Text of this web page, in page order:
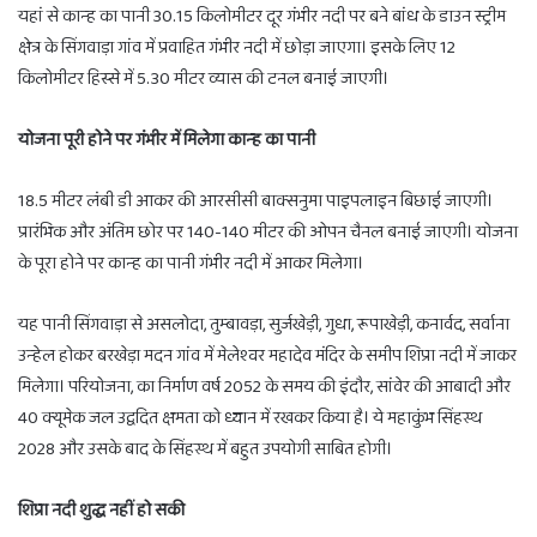
यहां से कान्ह का पानी 30.15 किलोमीटर दूर गंभीर नदी पर बने बांध के डाउन स्ट्रीम
क्षेत्र के सिंगवाड़ा गांव में प्रवाहित गंभीर नदी में छोड़ा जाएगा। इसके लिए 12
किलोमीटर हिस्से में 5.30 मीटर व्यास की टनल बनाई जाएगी।
योजना पूरी होने पर गंभीर में मिलेगा कान्ह का पानी
18.5 मीटर लंबी डी आकर की आरसीसी बाक्सनुमा पाइपलाइन बिछाई जाएगी।
प्रारंभिक और अंतिम छोर पर 140-140 मीटर की ओपन चैनल बनाई जाएगी। योजना
के पूरा होने पर कान्ह का पानी गंभीर नदी में आकर मिलेगा।
यह पानी सिंगवाड़ा से असलोदा, तुम्बावड़ा, सुर्जखेड़ी, गुधा, रूपाखेड़ी, कनार्वद, सर्वाना
उन्हेल होकर बरखेड़ा मदन गांव में मेलेश्वर महादेव मंदिर के समीप शिप्रा नदी में जाकर
मिलेगा। परियोजना, का निर्माण वर्ष 2052 के समय की इंदौर, सांवेर की आबादी और
40 क्यूमेक जल उद्वदित क्षमता को ध्यान में रखकर किया है। ये महाकुंभ सिंहस्थ
2028 और उसके बाद के सिंहस्थ में बहुत उपयोगी साबित होगी।
शिप्रा नदी शुद्ध नहीं हो सकी